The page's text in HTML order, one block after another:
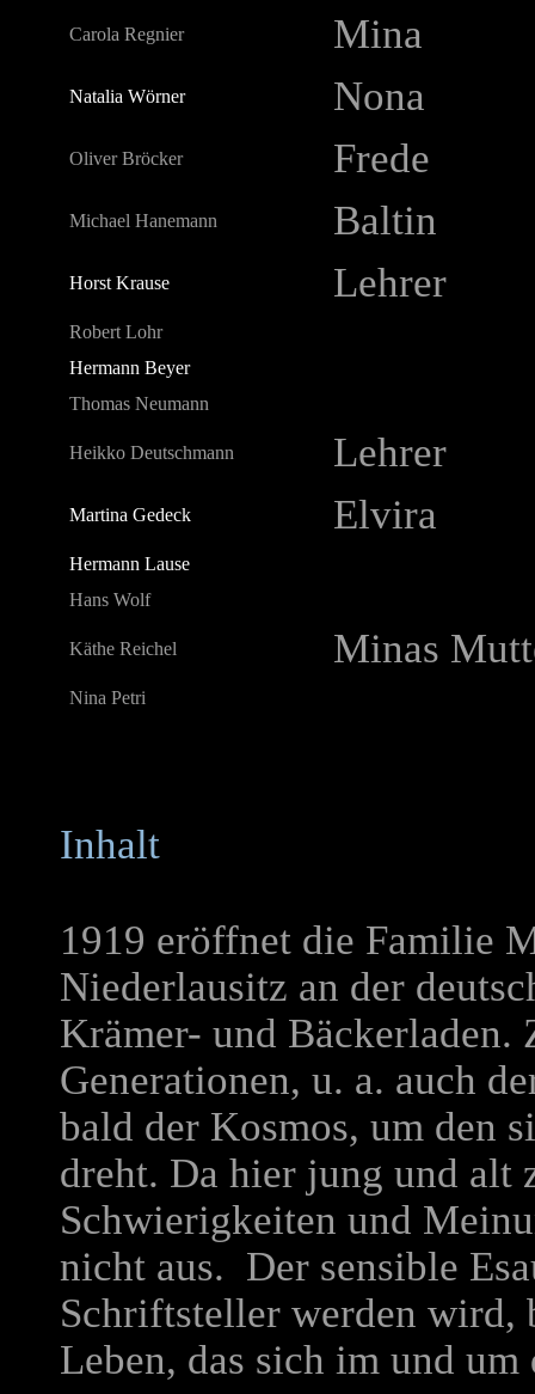
Carola Regnier Mina
Natalia Wörner Nona
Oliver Bröcker Frede
Michael Hanemann Baltin
Horst Krause Lehrer
Robert Lohr
Hermann Beyer
Thomas Neumann
Heikko Deutschmann Lehrer
Martina Gedeck Elvira
Hermann Lause
Hans Wolf
Käthe Reichel Minas
Nina Petri
Inhalt
1919 eröffnet die Familie
Niederlausitz an der
Krämer- und Bäckerladen.
Generationen, u. a. auch
bald der Kosmos, um den
dreht. Da hier jung und alt
Schwierigkeiten und
nicht aus. Der sensible
Schriftsteller werden wird,
Leben, das sich im und